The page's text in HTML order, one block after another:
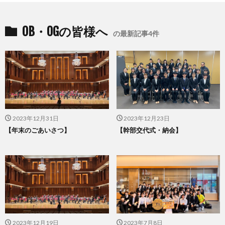
OB・OGの皆様へ の最新記事4件
2023年12月31日
【年末のごあいさつ】
2023年12月23日
【幹部交代式・納会】
2023年12月19日 2023年7月8日